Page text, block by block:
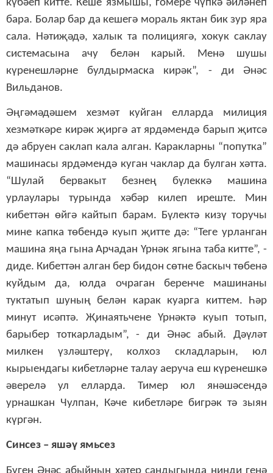
күбәеп китте. Кеше язмышы, гомере чүпкә әйләнеп
бара. Болар бар да кешегә мораль яктан бик зур яра
сала. Нәтиҗәдә, халык та полициягә, хокук саклау
системасына ачу белән карый. Менә шушы
күренешләрне булдырмаска кирәк”, - ди Әнәс
Вильданов.
Әңгәмәдәшем хезмәт куйган елларда милиция
хезмәткәре кирәк җиргә ат ярдәмендә барып җитсә
дә абруен саклап кала алган. Каракларны “попутка”
машинасы ярдәмендә куган чаклар да булган хәтта.
“Шулай бервакыт безнең бүлеккә машина
урлаулары турында хәбәр килеп иреште. Мин
кибеттән өйгә кайтып барам. Бүлектә кизү торучы
мине капка төбендә куып җитте дә: “Теге урланган
машина яңа гына Арчадан Үрнәк ягына таба китте”, -
диде. Кибеттән алган бер бидон сөтне баскыч төбенә
куйдым да, юлда очраган беренче машинаны
туктатып шуның белән карак куарга киттем. Һәр
минут исәптә. Җинаятьчене Үрнәктә куып тотып,
барыбер тоткарладым”, - ди Әнәс абый. Дәүләт
милкен үзләштерү, колхоз складларын, юл
кырыендагы кибетләрне талау аеруча еш күренешкә
әверелә ул елларда. Тимер юл янәшәсендә
урнашкан Чулпан, Кәче кибетләре бигрәк тә зыян
күргән.
Синсез – яшәү ямьсез
Бүген Әнәс абыйның хәтер сандыгында нинди генә